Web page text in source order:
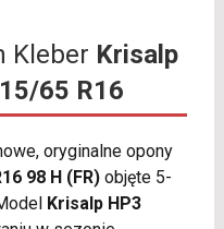
Kleber Krisalp
65 R16
oryginalne opony
98 H (FR)objęte 5-
Krisalp HP3